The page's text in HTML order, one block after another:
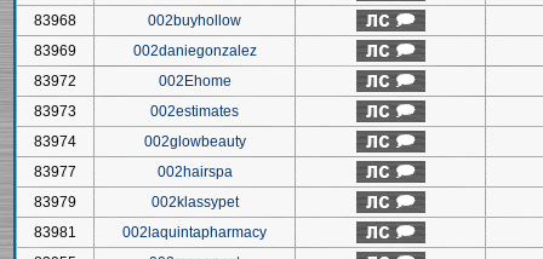
83968
002buyhollow
83969
002daniegonzalez
83972
002Ehome
83973
002estimates
83974
002glowbeauty
83977
002hairspa
83979
002klassypet
83981
002laquintapharmacy